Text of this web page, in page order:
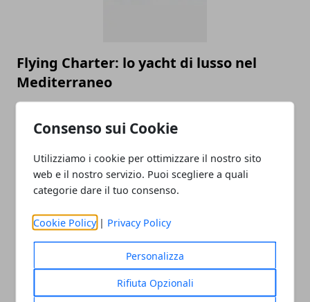
Consenso sui Cookie
Utilizziamo i cookie per ottimizzare il nostro sito
web e il nostro servizio. Puoi scegliere a quali
categorie dare il tuo consenso.
Cookie Policy | Privacy Policy
Personalizza
Rifiuta Opzionali
Flying Charter: lo yacht di lusso nel
Mediterraneo
27/05/2008
Aziende
Eventi
Salute